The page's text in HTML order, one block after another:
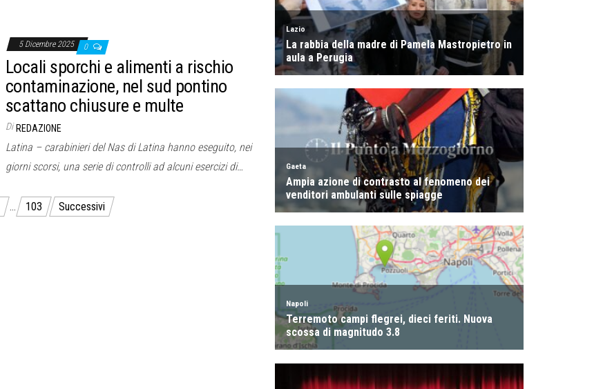
5 Dicembre 2025 0
Locali sporchi e alimenti a rischio
contaminazione, nel sud pontino
scattano chiusure e multe
Di REDAZIONE
Latina – carabinieri del Nas di Latina hanno eseguito, nei
giorni scorsi, una serie di controlli ad alcuni esercizi di…
… 103 Successivi